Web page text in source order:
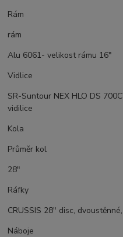
Rám
rám
Alu 6061- velikost rámu 16"
Vidlice
SR-Suntour NEX HLO DS
vidilice
Kola
Průměr kol
28"
Ráfky
CRUSSIS 28" disc,
Náboje